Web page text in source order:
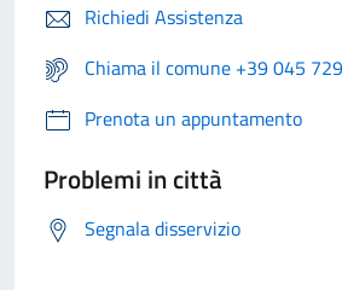
Richiedi Assistenza
Chiama il comune +39 045
Prenota un appuntamento
Problemi in città
Segnala disservizio